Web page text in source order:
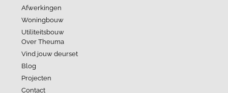
Afwerkingen
Woningbouw
Utiliteitsbouw
Over Theuma
Vind jouw deurset
Blog
Projecten
Contact